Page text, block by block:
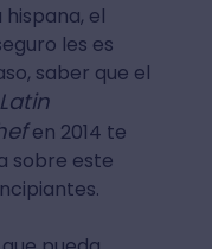
el
les es
saber que el
Latin
en 2014 te
sobre este